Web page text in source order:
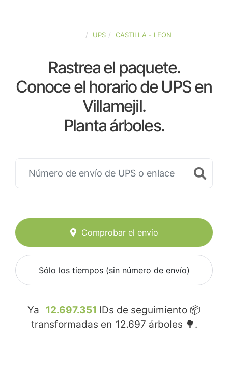
UPS CASTILLA - LEON
Rastrea el paquete.
Conoce el horario de UPS en
Villamejil.
Planta árboles.
Comprobar el envío
Sólo los tiempos (sin número de envío)
Ya 12.697.351 IDs de seguimiento 📦
transformadas en 12.697 árboles 🌳.